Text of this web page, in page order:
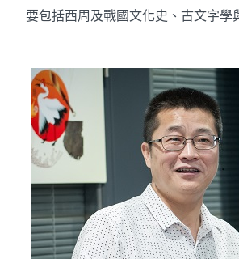
要包括西周及戰國文化史、古文字學